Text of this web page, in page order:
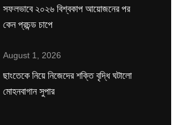
সফলভাবে ২০২৬ বিশ্বকাপ আয়োজনের পর
কেন প্রচন্ড চাপে
August 1, 2026
ছাংতেকে নিয়ে নিজেদের শক্তি বৃদ্ধি ঘটালো
মোহনবাগান সুপার